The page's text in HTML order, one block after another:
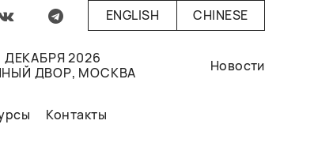
ENGLISH CHINESE
ДЕКАБРЯ 2026
ДВОР, МОСКВА
Новости
Контакты